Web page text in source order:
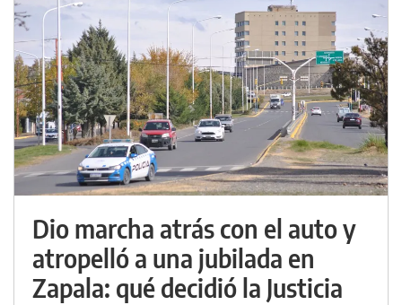
Dio marcha atrás con el auto y
atropelló a una jubilada en
Zapala: qué decidió la Justicia